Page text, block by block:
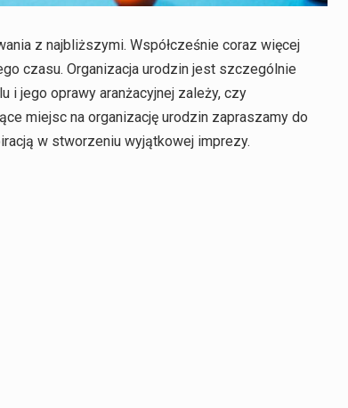
z najbliższymi. Współcześnie coraz więcej
czasu. Organizacja urodzin jest szczególnie
i jego oprawy aranżacyjnej zależy, czy
miejsc na organizację urodzin zapraszamy do
w stworzeniu wyjątkowej imprezy.